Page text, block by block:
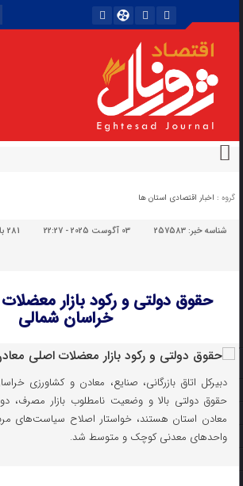
گروه : اخبار اقتصادی استان ها
شناسه خبر:257583 03 آگوست 2025 - 22:27 281 بازدید
حقوق دولتی و رکود بازار
خراسان شمالی
دبیرکل اتاق بازرگانی، صنایع، معادن و کشاورزی
حقوق دولتی بالا و وضعیت نامطلوب بازار مصرف،
معادن استان هستند، خواستار اصلاح سیاست‌های
واحدهای معدنی کوچک و متوسط شد.